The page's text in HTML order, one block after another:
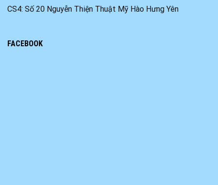
CS4: Số 20 Nguyễn Thiện Thuật Mỹ Hào Hưng Yên
FACEBOOK